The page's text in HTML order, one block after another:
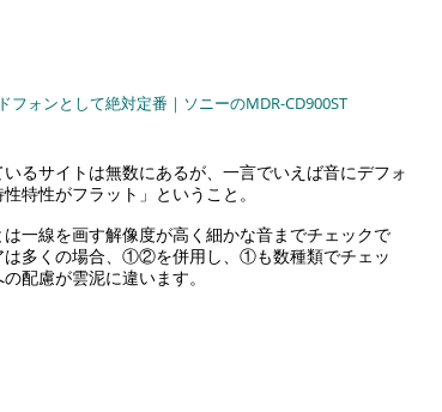
フォンとして絶対定番｜ソニーのMDR-CD900ST
るサイトは無数にあるが、一言でいえば音にデフォ
特性がフラット」ということ。
は一線を画す解像度が高く細かな音までチェックで
は多くの場合、①②を併用し、①も数種類でチェッ
配慮が雲泥に違います。